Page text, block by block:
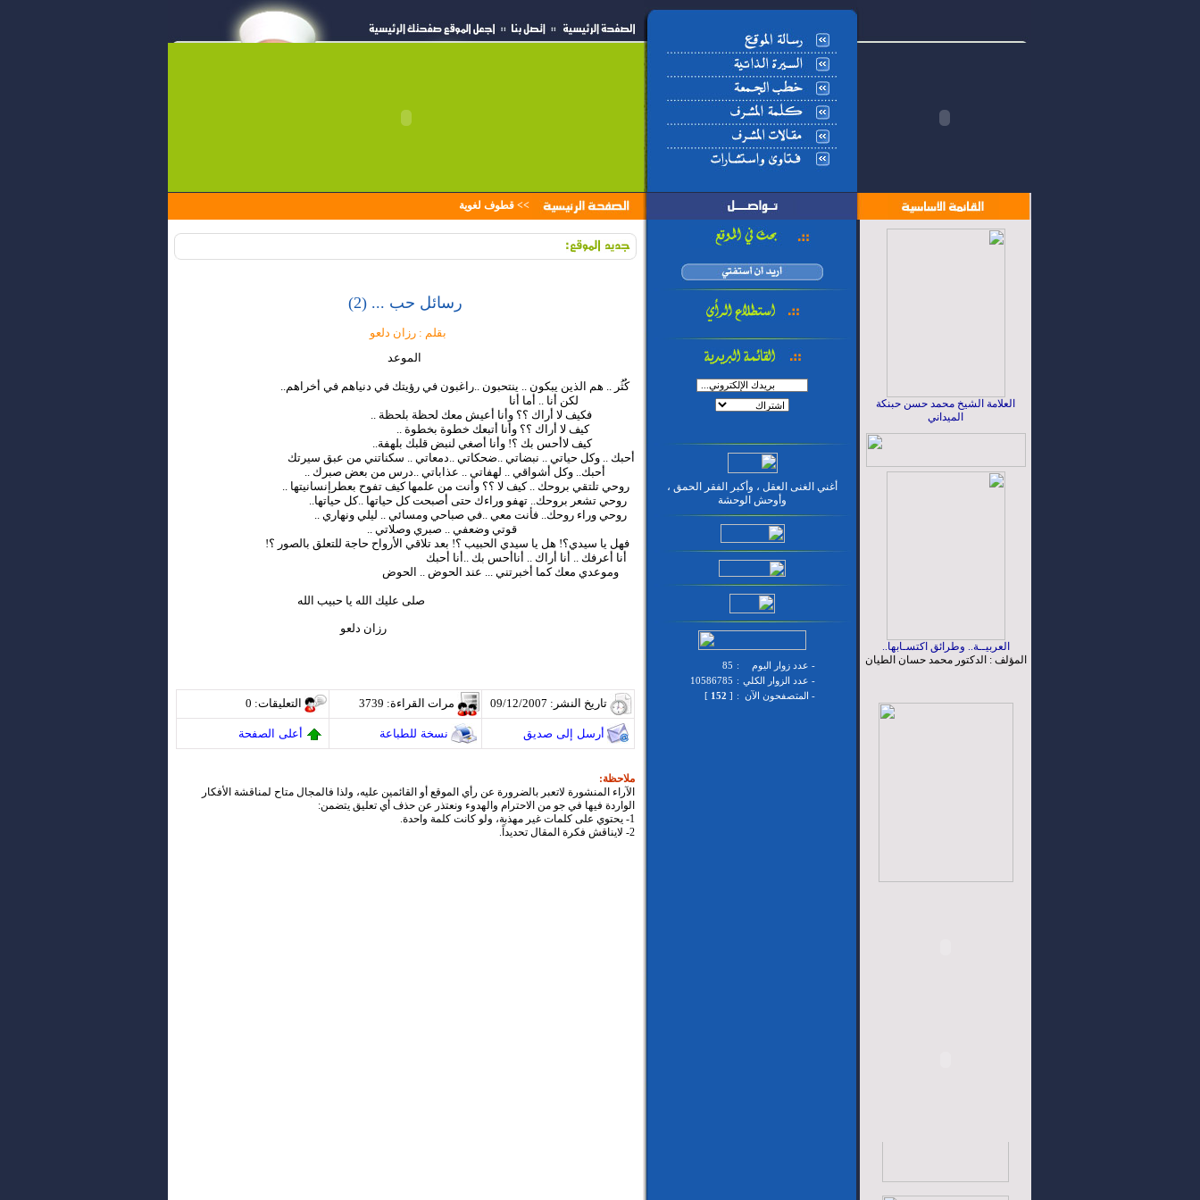
>> قطوف لغوية
رسائل حب ... (2)
بقلم : رزان دلعو
الموعد
كُثُر .. هم الذين يبكون .. ينتحبون ..راغبون في رؤيتك في دنياهم في أخراهم..
لكن أنا .. أما أنا
فكيف لا أراك ؟؟ وأنا أعيش معك لحظة بلحظة ..
كيف لا أراك ؟؟ وأنا أتبعك خطوة بخطوة ..
كيف لاأحس بك ؟! وأنا أصغي لنبض قلبك بلهفة..
أحبك .. وكل حياتي .. نبضاتي ..ضحكاتي ..دمعاتي .. سكناتني من عبق سيرتك
أحبك.. وكل أشواقي .. لهفاتي .. عذاباتي ..درس من بعض صبرك ..
روحي تلتقي بروحك .. كيف لا ؟؟ وأنت من علمها كيف تفوح بعطرإنسانيتها ..
روحي تشعر بروحك.. تهفو وراءك حتى أصبحت كل حياتها ..كل حياتها..
روحي وراء روحك.. فأنت معي ..في صباحي ومسائي .. ليلي ونهاري ..
قوتي وضعفي .. صبري وصلاتي ..
فهل يا سيدي؟! هل يا سيدي الحبيب ؟! بعد تلاقي الأرواح حاجة للتعلق بالصور ؟!
أنا أعرفك .. أنا أراك .. أناأحس بك ..أنا أحبك
وموعدي معك كما أخبرتني ... عند الحوض .. الحوض
صلى عليك الله يا حبيب الله
رزان دلعو
التعليقات: 0 مرات القراءة: 3739 تاريخ النشر: 09/12/2007
أعلى الصفحة نسخة للطباعة أرسل إلى صديق
ملاحظة:
الآراء المنشورة لاتعبر بالضرورة عن رأي الموقع أو القائمين عليه، ولذا فالمجال متاح لمناقشة الأفكار
الواردة فيها في جو من الاحترام والهدوء ونعتذر عن حذف أي تعليق يتضمن:
1- يحتوي على كلمات غير مهذبة، ولو كانت كلمة واحدة.
2- لايناقش فكرة المقال تحديداً.
أغني الغنى العقل ، وأكبر الفقر الحمق ،
وأوحش الوحشة
85 : - عدد زوار اليوم
10586785 : - عدد الزوار الكلي
[
152
] : - المتصفحون الآن
العلامة الشيخ محمد حسن حبنكة
الميداني
العربيــة.. وطرائق اكتسـابها..
المؤلف : الدكتور محمد حسان الطيان